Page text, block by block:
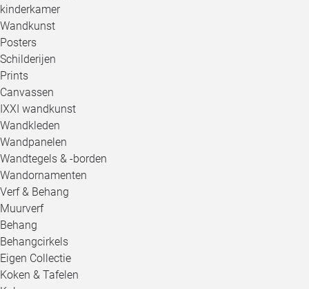
kinderkamer
Wandkunst
Posters
Schilderijen
Prints
Canvassen
IXXI wandkunst
Wandkleden
Wandpanelen
Wandtegels & -borden
Wandornamenten
Verf & Behang
Muurverf
Behang
Behangcirkels
Eigen Collectie
Koken & Tafelen